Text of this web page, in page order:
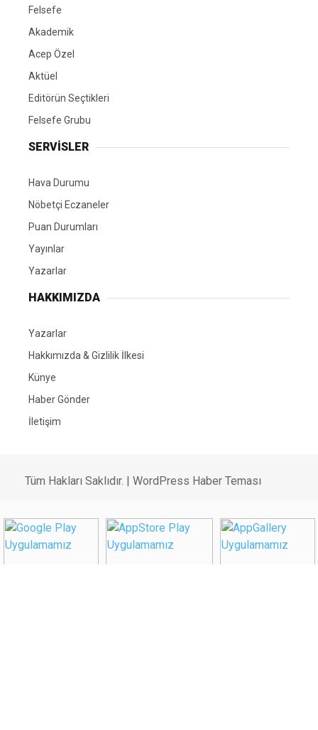
Felsefe
Akademik
Acep Özel
Aktüel
Editörün Seçtikleri
Felsefe Grubu
SERVİSLER
Hava Durumu
Nöbetçi Eczaneler
Puan Durumları
Yayınlar
Yazarlar
HAKKIMIZDA
Yazarlar
Hakkımızda & Gizlilik İlkesi
Künye
Haber Gönder
İletişim
Tüm Hakları Saklıdır. | WordPress Haber Teması